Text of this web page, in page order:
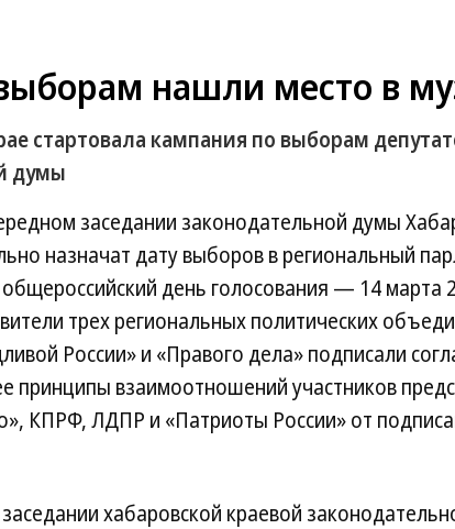
нашли место в
стартовала кампания по выборам
думы
заседании законодательной думы
назначат дату выборов в региональный
день голосования — 14 марта
трех региональных политических
России» и «Правого дела» подписали
принципы взаимоотношений участников
КПРФ, ЛДПР и «Патриоты России» от
хабаровской краевой